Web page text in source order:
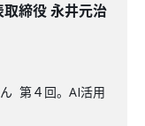
締役 永井元治
第４回。AI活用